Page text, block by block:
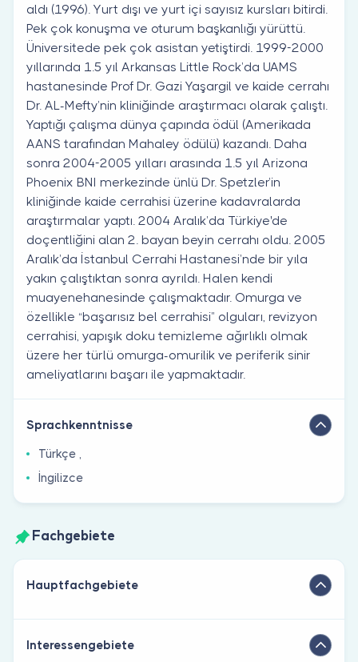
aldı (1996). Yurt dışı ve yurt içi sayısız kursları bitirdi.
Pek çok konuşma ve oturum başkanlığı yürüttü.
Üniversitede pek çok asistan yetiştirdi. 1999-2000
yıllarında 1.5 yıl Arkansas Little Rock’da UAMS
hastanesinde Prof Dr. Gazi Yaşargil ve kaide cerrahı
Dr. AL-Mefty’nin kliniğinde araştırmacı olarak çalıştı.
Yaptığı çalışma dünya çapında ödül (Amerikada
AANS tarafından Mahaley ödülü) kazandı. Daha
sonra 2004-2005 yılları arasında 1.5 yıl Arizona
Phoenix BNI merkezinde ünlü Dr. Spetzler’in
kliniğinde kaide cerrahisi üzerine kadavralarda
araştırmalar yaptı. 2004 Aralık’da Türkiye'de
doçentliğini alan 2. bayan beyin cerrahı oldu. 2005
Aralık’da İstanbul Cerrahi Hastanesi’nde bir yıla
yakın çalıştıktan sonra ayrıldı. Halen kendi
muayenehanesinde çalışmaktadır. Omurga ve
özellikle “başarısız bel cerrahisi” olguları, revizyon
cerrahisi, yapışık doku temizleme ağırlıklı olmak
üzere her türlü omurga-omurilik ve periferik sinir
ameliyatlarını başarı ile yapmaktadır.
Sprachkenntnisse
Türkçe ,
İngilizce
Fachgebiete
Hauptfachgebiete
Interessengebiete